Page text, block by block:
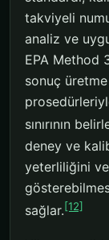
takviyeli
analiz ve
EPA Method
sonuç
sınırının
deney ve
yeterliliğini
sağlar.[12]